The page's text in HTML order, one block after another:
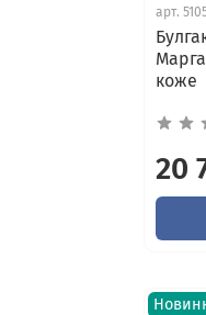
арт.
коже
20